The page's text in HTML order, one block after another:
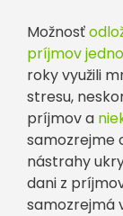
Možnosť
príjmov
roky využili
stresu,
príjmov a
samozrejme
nástrahy
dani z
samozrejmá